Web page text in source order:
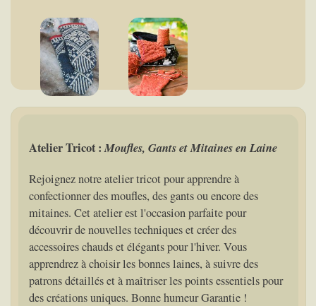
Atelier Tricot :Moufles, Gants et Mitaines en Laine
Rejoignez notre atelier tricot pour apprendre à
confectionner des moufles, des gants ou encore des
mitaines. Cet atelier est l'occasion parfaite pour
découvrir de nouvelles techniques et créer des
accessoires chauds et élégants pour l'hiver. Vous
apprendrez à choisir les bonnes laines, à suivre des
patrons détaillés et à maîtriser les points essentiels pour
des créations uniques. Bonne humeur Garantie !